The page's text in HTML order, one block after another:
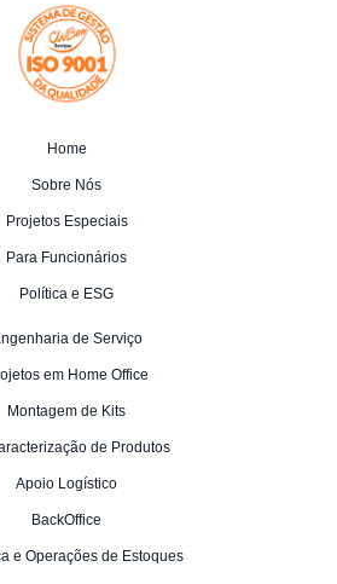
Home
Sobre Nós
Projetos Especiais
Para Funcionários
Política e ESG
de Serviço
em Home Office
Montagem de Kits
de Produtos
Apoio Logístico
BackOffice
e Operações de Estoques